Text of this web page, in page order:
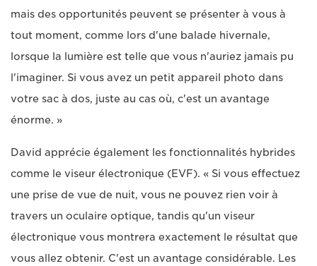
mais des opportunités peuvent se présenter à vous à
tout moment, comme lors d'une balade hivernale,
lorsque la lumière est telle que vous n'auriez jamais pu
l'imaginer. Si vous avez un petit appareil photo dans
votre sac à dos, juste au cas où, c'est un avantage
énorme. »
David apprécie également les fonctionnalités hybrides
comme le viseur électronique (EVF). « Si vous effectuez
une prise de vue de nuit, vous ne pouvez rien voir à
travers un oculaire optique, tandis qu'un viseur
électronique vous montrera exactement le résultat que
vous allez obtenir. C'est un avantage considérable. Les